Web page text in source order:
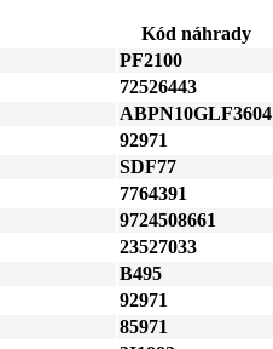
Kód náhrady
PF2100
72526443
ABPN10GLF3604
92971
SDF77
7764391
9724508661
23527033
B495
92971
85971